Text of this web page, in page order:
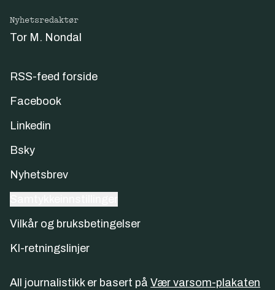
Nyhetsredaktør
Tor M. Nondal
RSS-feed forside
Facebook
Linkedin
Bsky
Nyhetsbrev
Vilkår og bruksbetingelser
KI-retningslinjer
All journalistikk er basert på Vær varsom-plakaten